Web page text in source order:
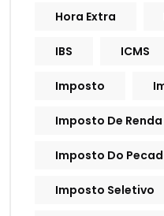
Hora Extra
IBS ICMS
Imposto
Imposto De Renda
Imposto Do
Imposto Seletivo